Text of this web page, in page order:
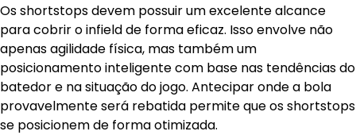
Os shortstops devem possuir um excelente alcance
para cobrir o infield de forma eficaz. Isso envolve não
apenas agilidade física, mas também um
posicionamento inteligente com base nas tendências do
batedor e na situação do jogo. Antecipar onde a bola
provavelmente será rebatida permite que os shortstops
se posicionem de forma otimizada.